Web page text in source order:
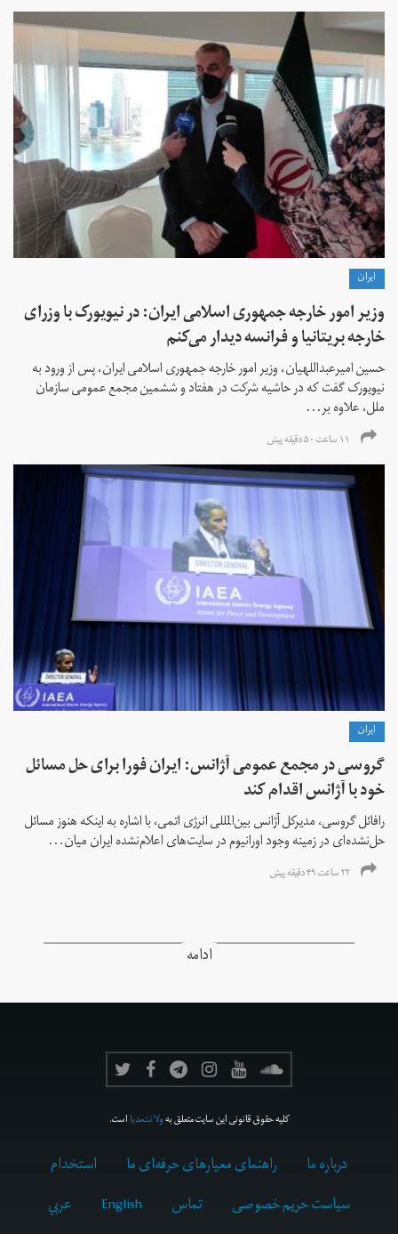
ايران
وزیر امور خارجه جمهوری اسلامی ایران: در نیویورک با وزرای
خارجه بریتانیا و فرانسه دیدار می‌کنم
حسین امیرعبداللهیان، وزیر امور خارجه جمهوری اسلامی ایران، پس از ورود به
نیویورک گفت که در حاشیه شرکت در هفتاد و ششمین مجمع عمومی سازمان
ملل، علاوه بر...
۱۱ ساعت ۵۰ دقیقه پیش
ايران
گروسی در مجمع عمومی آژانس: ایران فورا برای حل مسائل
خود با آژانس اقدام کند
رافائل گروسی، مدیرکل آژانس بین‌المللی انرژی اتمی، با اشاره به اینکه هنوز مسائل
حل‌نشده‌ای در زمینه وجود اورانیوم در سایت‌های اعلام‌نشده ایران میان...
۲۲ ساعت ۴۹ دقیقه پیش
ادامه
کلیه حقوق قانونی این سایت متعلق بهولانت‌مدیااست.
درباره ما راهنمای معیارهای حرفه‌ای ما
استخدام
سیاست حریم خصوصی
تماس English
عربي